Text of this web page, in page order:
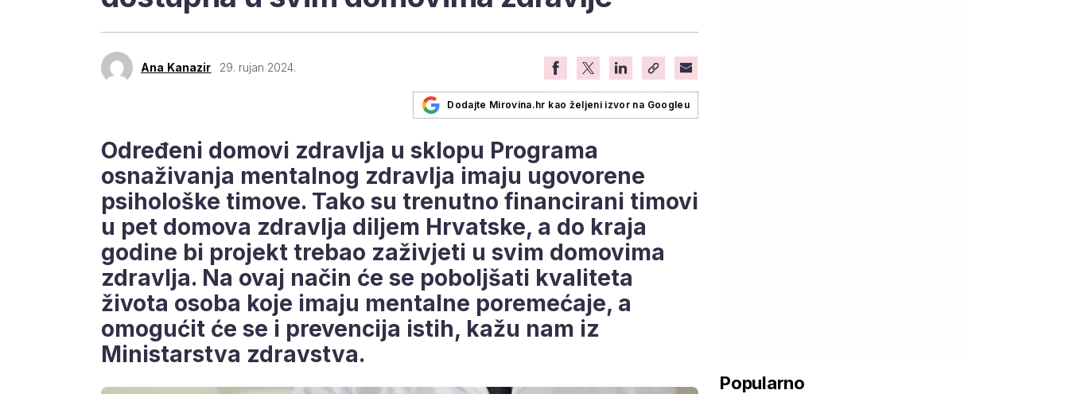
Ana Kanazir 29. rujan 2024.
Dodajte Mirovina.hr kao željeni izvor na Googleu
Određeni domovi zdravlja u sklopu Programa
osnaživanja mentalnog zdravlja imaju ugovorene
psihološke timove. Tako su trenutno financirani timovi
u pet domova zdravlja diljem Hrvatske, a do kraja
godine bi projekt trebao zaživjeti u svim domovima
zdravlja. Na ovaj način će se poboljšati kvaliteta
života osoba koje imaju mentalne poremećaje, a
omogućit će se i prevencija istih, kažu nam iz
Ministarstva zdravstva.
Popularno